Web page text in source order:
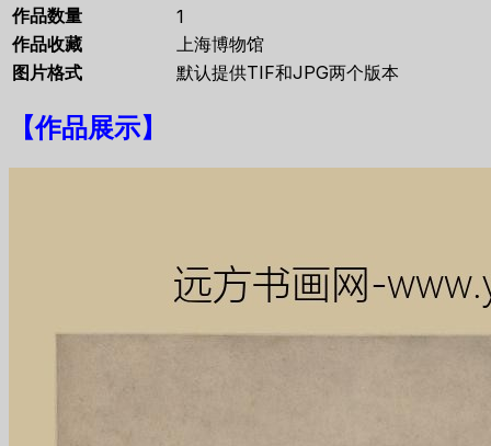
作品数量
1
作品收藏
上海博物馆
图片格式
默认提供TIF和JPG两个版本
【作品展示】